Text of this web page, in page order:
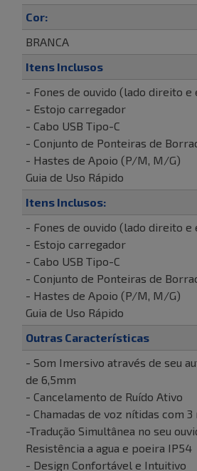
Cor:
BRANCA
Itens Inclusos
- Fones de ouvido (lado direito e
- Estojo carregador
- Cabo USB Tipo-C
- Conjunto de Ponteiras de
- Hastes de Apoio (P/M, M/G)
Guia de Uso Rápido
Itens Inclusos:
- Fones de ouvido (lado direito e
- Estojo carregador
- Cabo USB Tipo-C
- Conjunto de Ponteiras de
- Hastes de Apoio (P/M, M/G)
Guia de Uso Rápido
Outras Características
- Som Imersivo através de seu
de 6,5mm
- Cancelamento de Ruído Ativo
- Chamadas de voz nítidas com
-Tradução Simultânea no seu
Resistência a agua e poeira IP54
- Design Confortável e Intuitivo